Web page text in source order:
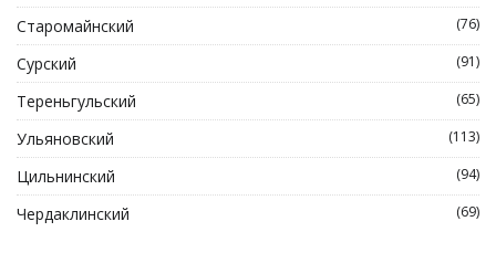
Старомайнский (76)
Сурский (91)
Тереньгульский (65)
Ульяновский (113)
Цильнинский (94)
Чердаклинский (69)